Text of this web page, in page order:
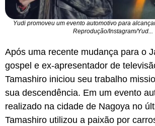
Yudi promoveu um evento automotivo para
Reprodução/Instagram/Yud...
Após uma recente mudança para o
gospel e ex-apresentador de
Tamashiro iniciou seu trabalho
sua descendência. Em um evento
realizado na cidade de Nagoya no
Tamashiro utilizou a paixão por